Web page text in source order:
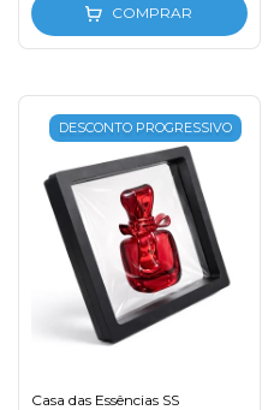
COMPRAR
DESCONTO PROGRESSIVO
Casa das Essências SS